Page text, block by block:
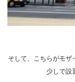
そして、こちらがモザ
少しで設